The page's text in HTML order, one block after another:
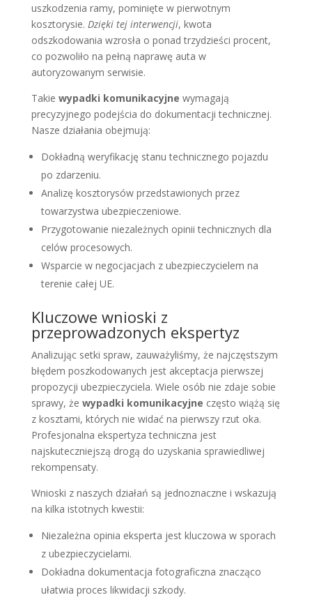
uszkodzenia ramy, pominięte w pierwotnym
kosztorysie. Dzięki tej interwencji, kwota
odszkodowania wzrosła o ponad trzydzieści procent,
co pozwoliło na pełną naprawę auta w
autoryzowanym serwisie.
Takie wypadki komunikacyjne wymagają
precyzyjnego podejścia do dokumentacji technicznej.
Nasze działania obejmują:
Dokładną weryfikację stanu technicznego pojazdu
po zdarzeniu.
Analizę kosztorysów przedstawionych przez
towarzystwa ubezpieczeniowe.
Przygotowanie niezależnych opinii technicznych dla
celów procesowych.
Wsparcie w negocjacjach z ubezpieczycielem na
terenie całej UE.
Kluczowe wnioski z
przeprowadzonych ekspertyz
Analizując setki spraw, zauważyliśmy, że najczęstszym
błędem poszkodowanych jest akceptacja pierwszej
propozycji ubezpieczyciela. Wiele osób nie zdaje sobie
sprawy, że wypadki komunikacyjne często wiążą się
z kosztami, których nie widać na pierwszy rzut oka.
Profesjonalna ekspertyza techniczna jest
najskuteczniejszą drogą do uzyskania sprawiedliwej
rekompensaty.
Wnioski z naszych działań są jednoznaczne i wskazują
na kilka istotnych kwestii:
Niezależna opinia eksperta jest kluczowa w sporach
z ubezpieczycielami.
Dokładna dokumentacja fotograficzna znacząco
ułatwia proces likwidacji szkody.